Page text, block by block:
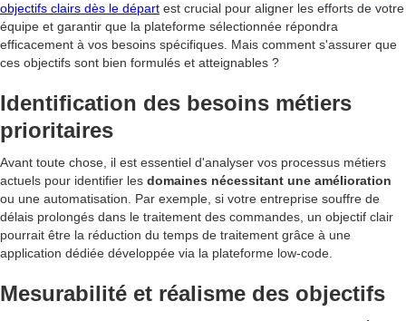
objectifs clairs dès le départ est crucial pour aligner les efforts de votre
équipe et garantir que la plateforme sélectionnée répondra
efficacement à vos besoins spécifiques. Mais comment s'assurer que
ces objectifs sont bien formulés et atteignables ?
Identification des besoins métiers
prioritaires
Avant toute chose, il est essentiel d'analyser vos processus métiers
actuels pour identifier les domaines nécessitant une amélioration
ou une automatisation. Par exemple, si votre entreprise souffre de
délais prolongés dans le traitement des commandes, un objectif clair
pourrait être la réduction du temps de traitement grâce à une
application dédiée développée via la plateforme low-code.
Mesurabilité et réalisme des objectifs